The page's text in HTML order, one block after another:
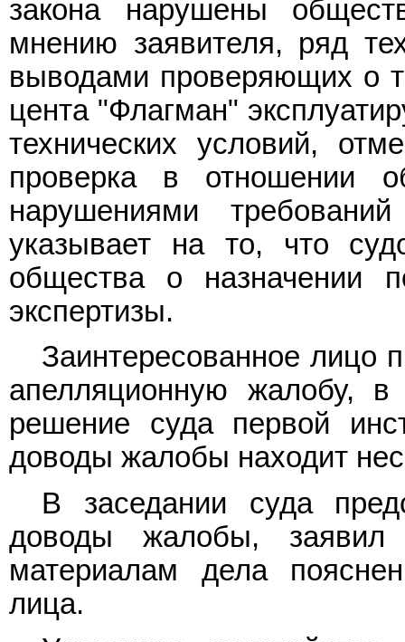
закона нарушены
мнению заявителя, ряд
выводами проверяющих о
цента "Флагман"
технических условий,
проверка в отношении
нарушениями
указывает на то, что
общества о назначении
экспертизы.
Заинтересованное лицо
апелляционную жалобу, в
решение суда первой
доводы жалобы находит
В заседании суда
доводы жалобы, заявил
материалам дела
лица.